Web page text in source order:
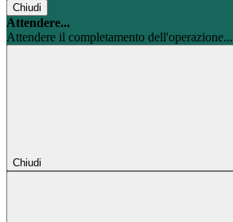
Chiudi
Attendere...
Attendere il completamento dell'operazione...
Chiudi